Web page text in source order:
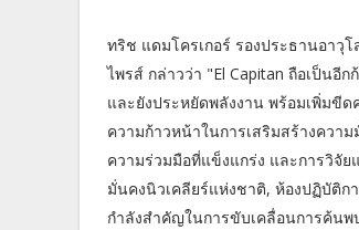
ทริช แดมโครเกอร์ รองประธานอาวุ
ไพรส์ กล่าวว่า "El Capitan ถือเป็นอี
และยังประหยัดพลังงาน พร้อมเพิ่มขี
ความก้าวหน้าในการเสริมสร้างควา
ความร่วมมือที่แข็งแกร่ง และการวิจั
มั่นคงนิวเคลียร์แห่งชาติ, ห้องปฏิบัติก
กำลังสำคัญในการขับเคลื่อนการค้น